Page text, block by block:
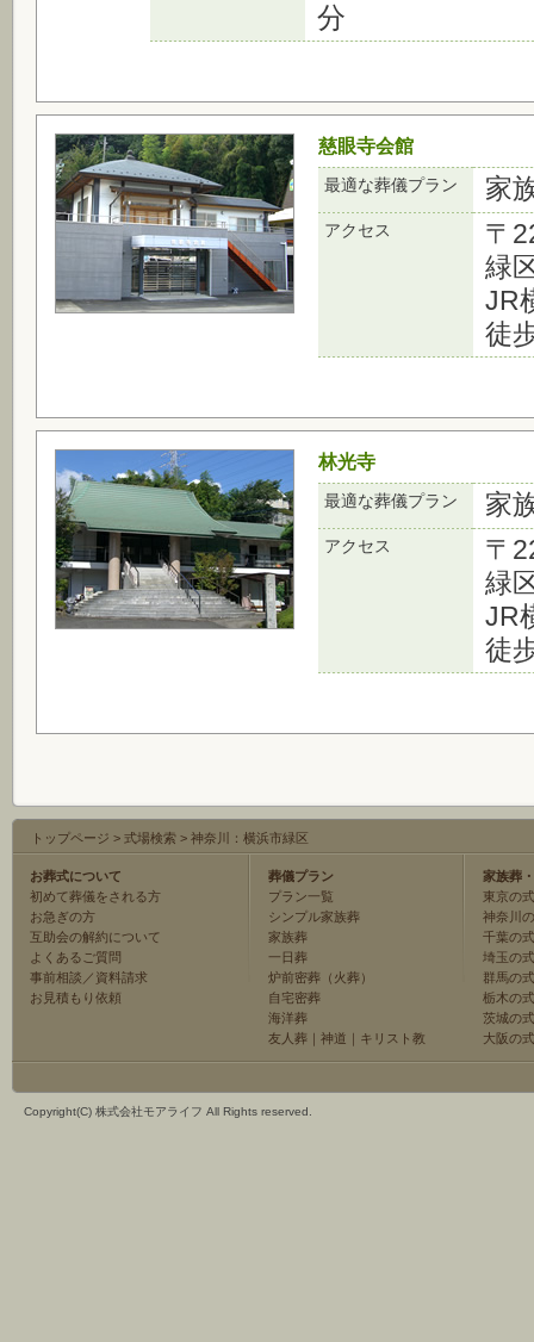
分
慈眼寺会館
最適な葬儀プラン 家
アクセス
〒
緑
JR
徒
林光寺
最適な葬儀プラン 家
アクセス
〒
緑
JR
徒
トップページ > 式場検索 > 神奈川：横浜市緑区
お葬式について
初めて葬儀をされる方
お急ぎの方
互助会の解約について
よくあるご質問
事前相談／資料請求
お見積もり依頼
葬儀プラン
プラン一覧
シンプル家族葬
家族葬
一日葬
炉前密葬（火葬）
自宅密葬
海洋葬
友人葬 ｜ 神道 ｜ キリスト教
家族葬
東京の
神奈川
千葉の
埼玉の
群馬の
栃木の
茨城の
大阪の
Copyright(C) 株式会社モアライフ All Rights reserved.